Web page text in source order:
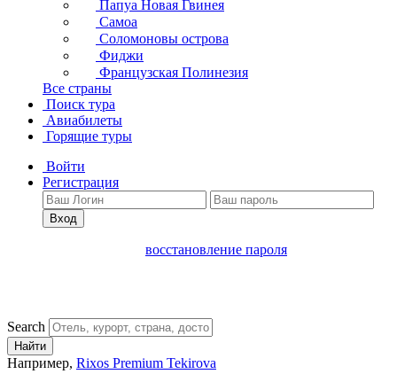
Папуа Новая Гвинея
Самоа
Соломоновы острова
Фиджи
Французская Полинезия
Все страны
Поиск тура
Авиабилеты
Горящие туры
Войти
Регистрация
Вход
восстановление пароля
Search
Найти
Например, Rixos Premium Tekirova